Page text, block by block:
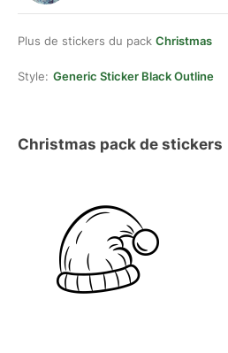
Plus de stickers du pack Christmas
Style: Generic Sticker Black Outline
Christmas pack de stickers